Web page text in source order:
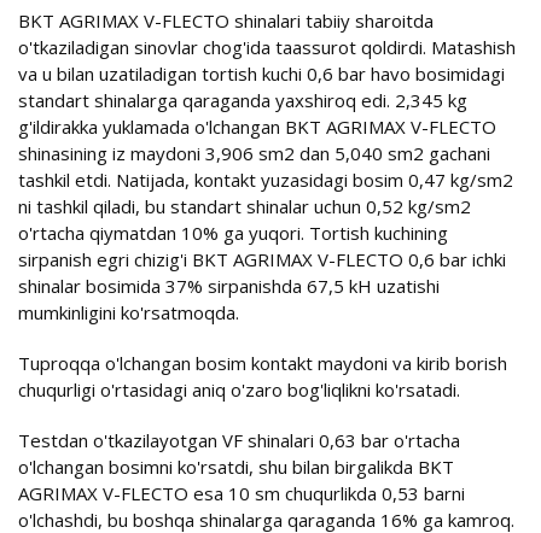
BKT AGRIMAX V-FLECTO shinalari tabiiy sharoitda
o'tkaziladigan sinovlar chog'ida taassurot qoldirdi. Matashish
va u bilan uzatiladigan tortish kuchi 0,6 bar havo bosimidagi
standart shinalarga qaraganda yaxshiroq edi. 2,345 kg
g'ildirakka yuklamada o'lchangan BKT AGRIMAX V-FLECTO
shinasining iz maydoni 3,906 sm2 dan 5,040 sm2 gachani
tashkil etdi. Natijada, kontakt yuzasidagi bosim 0,47 kg/sm2
ni tashkil qiladi, bu standart shinalar uchun 0,52 kg/sm2
o'rtacha qiymatdan 10% ga yuqori. Tortish kuchining
sirpanish egri chizig'i BKT AGRIMAX V-FLECTO 0,6 bar ichki
shinalar bosimida 37% sirpanishda 67,5 kH uzatishi
mumkinligini ko'rsatmoqda.
Tuproqqa o'lchangan bosim kontakt maydoni va kirib borish
chuqurligi o'rtasidagi aniq o'zaro bog'liqlikni ko'rsatadi.
Testdan o'tkazilayotgan VF shinalari 0,63 bar o'rtacha
o'lchangan bosimni ko'rsatdi, shu bilan birgalikda BKT
AGRIMAX V-FLECTO esa 10 sm chuqurlikda 0,53 barni
o'lchashdi, bu boshqa shinalarga qaraganda 16% ga kamroq.